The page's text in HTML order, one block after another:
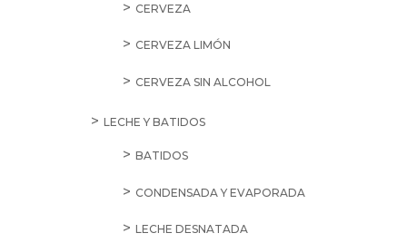
CERVEZA
CERVEZA LIMÓN
CERVEZA SIN ALCOHOL
LECHE Y BATIDOS
BATIDOS
CONDENSADA Y EVAPORADA
LECHE DESNATADA